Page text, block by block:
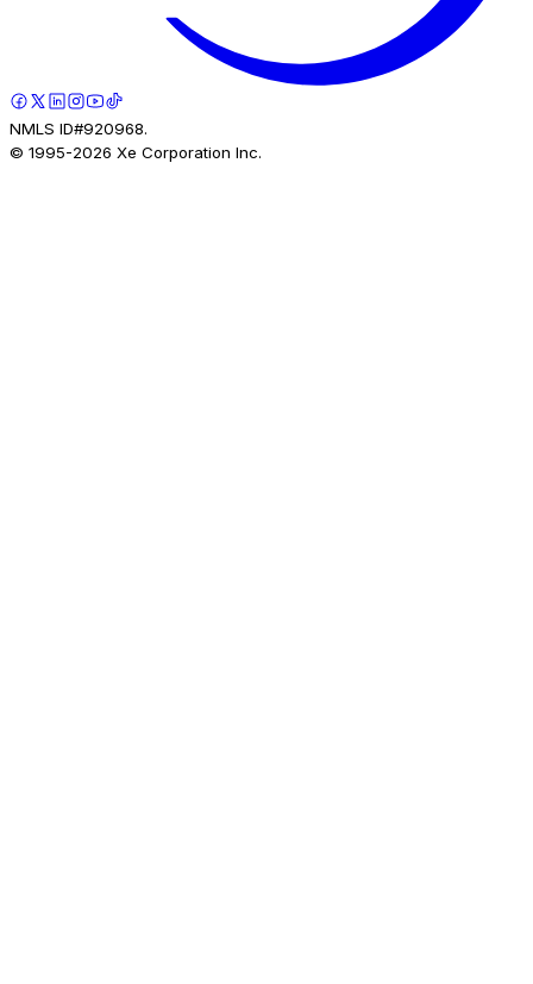
NMLS ID#920968.
© 1995-2026 Xe Corporation Inc.